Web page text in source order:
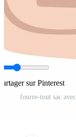
sur Pinterest
fourre-tout sac